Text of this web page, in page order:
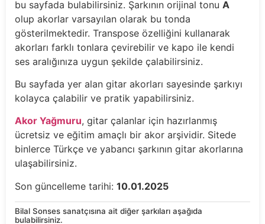
bu sayfada bulabilirsiniz. Şarkının orijinal tonu A
olup akorlar varsayılan olarak bu tonda
gösterilmektedir. Transpose özelliğini kullanarak
akorları farklı tonlara çevirebilir ve kapo ile kendi
ses aralığınıza uygun şekilde çalabilirsiniz.
Bu sayfada yer alan gitar akorları sayesinde şarkıyı
kolayca çalabilir ve pratik yapabilirsiniz.
Akor Yağmuru, gitar çalanlar için hazırlanmış
ücretsiz ve eğitim amaçlı bir akor arşividir. Sitede
binlerce Türkçe ve yabancı şarkının gitar akorlarına
ulaşabilirsiniz.
Son güncelleme tarihi: 10.01.2025
Bilal Sonses sanatçısına ait diğer şarkıları aşağıda
bulabilirsiniz.